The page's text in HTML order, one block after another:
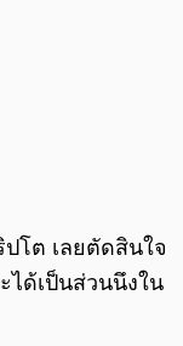
โต เลยตัดสินใจ
ได้เป็นส่วนนึงใน